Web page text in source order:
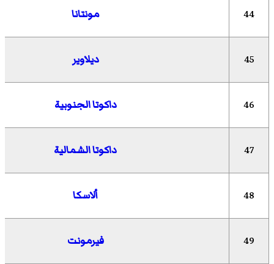
44 مونتانا
45 ديلاوير
46 داكوتا الجنوبية
47 داكوتا الشمالية
48 ألاسكا
49 فيرمونت